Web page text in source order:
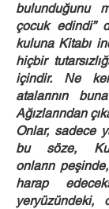
bulunduğunu
çocuk edindi”
kuluna Kitabı
hiçbir
içindir. Ne
atalarının
Ağızlarından
Onlar, sadece
bu söze,
onların
harap